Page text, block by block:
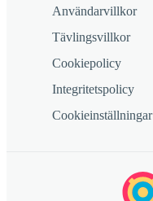
Användarvillkor
Tävlingsvillkor
Cookiepolicy
Integritetspolicy
Cookieinställningar